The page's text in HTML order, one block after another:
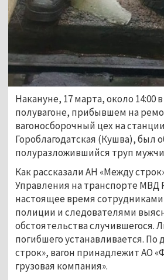
Накануне, 17 марта, около 14:00
полувагоне, прибывшем на
вагоносборочный цех на станции
Гороблагодатская (Кушва), был
полуразложившийся труп
Как рассказали АН «Между
Управления на транспорте МВД
настоящее время
полиции и следователями
обстоятельства случившегося.
погибшего устанавливается.
строк», вагон принадлежит АО
грузовая компания».